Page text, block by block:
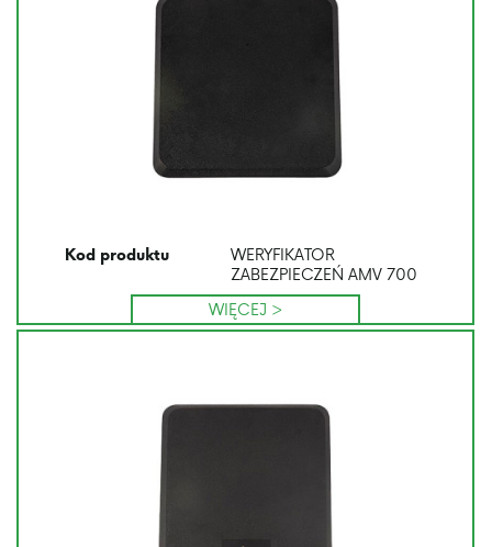
Kod produktu
WERYFIKATOR
ZABEZPIECZEŃ AMV 700
WIĘCEJ >